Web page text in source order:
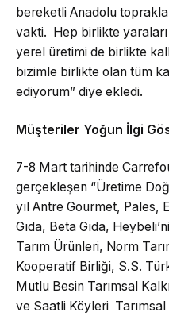
bereketli Anadolu
vakti. Hep birlikte
yerel üretimi de birlikte
bizimle birlikte olan tüm
ediyorum” diye ekledi.
Müşteriler Yoğun İlgi
7-8 Mart tarihinde
gerçekleşen “Üretime
yıl Antre Gourmet, Pales,
Gıda, Beta Gıda,
Tarım Ürünleri, Norm
Kooperatif Birliği, S.S.
Mutlu Besin Tarımsal
ve Saatli Köyleri